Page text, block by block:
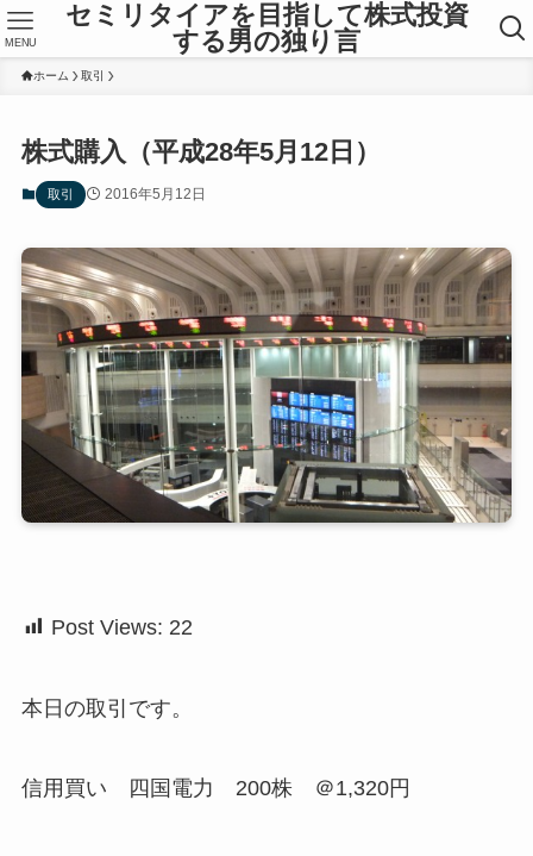
セミリタイアを目指して株式投資
する男の独り言
MENU
ホーム 取引
株式購入（平成28年5月12日）
取引 2016年5月12日
Post Views: 22
本日の取引です。
信用買い 四国電力 200株 ＠1,320円